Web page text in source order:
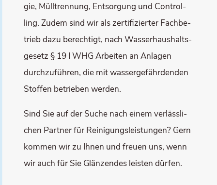
gie, Müll­tren­nung, Ent­sor­gung und Con­trol­
ling. Zudem sind wir als zer­ti­fi­zier­ter Fach­be­
trieb dazu berech­tigt, nach Was­ser­haus­halts­
ge­setz § 19 I WHG Arbei­ten an Anla­gen
durch­zu­füh­ren, die mit was­ser­ge­fähr­den­den
Stof­fen betrie­ben werden.
Sind Sie auf der Suche nach einem ver­läss­li­
chen Part­ner für Rei­ni­gungs­leis­tun­gen? Gern
kom­men wir zu Ihnen und freu­en uns, wenn
wir auch für Sie Glän­zen­des leis­ten dürfen.